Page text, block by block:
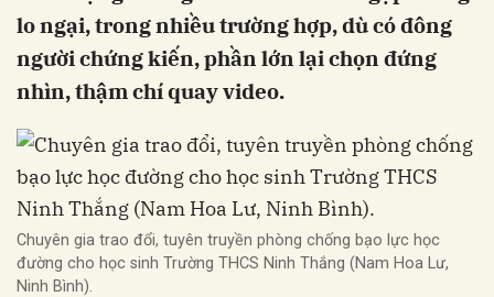
lo ngại, trong nhiều trường hợp, dù có đông
người chứng kiến, phần lớn lại chọn đứng
nhìn, thậm chí quay video.
Chuyên gia trao đổi, tuyên truyền phòng chống bạo lực học
đường cho học sinh Trường THCS Ninh Thắng (Nam Hoa Lư,
Ninh Bình).